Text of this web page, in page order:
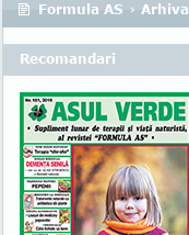
Formula AS › Arhiva
Recomandari